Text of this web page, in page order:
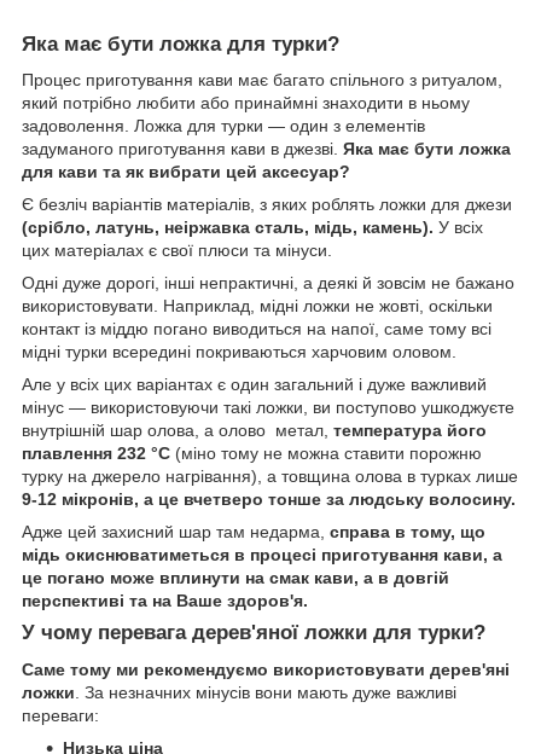
Яка має бути ложка для турки?
Процес приготування кави має багато спільного з ритуалом,
який потрібно любити або принаймні знаходити в ньому
задоволення. Ложка для турки — один з елементів
задуманого приготування кави в джезві. Яка має бути ложка
для кави та як вибрати цей аксесуар?
Є безліч варіантів матеріалів, з яких роблять ложки для джези
(срібло, латунь, неіржавка сталь, мідь, камень). У всіх
цих матеріалах є свої плюси та мінуси.
Одні дуже дорогі, інші непрактичні, а деякі й зовсім не бажано
використовувати. Наприклад, мідні ложки не жовті, оскільки
контакт із міддю погано виводиться на напої, саме тому всі
мідні турки всередині покриваються харчовим оловом.
Але у всіх цих варіантах є один загальний і дуже важливий
мінус — використовуючи такі ложки, ви поступово ушкоджуєте
внутрішній шар олова, а олово метал, температура його
плавлення 232 °C (міно тому не можна ставити порожню
турку на джерело нагрівання), а товщина олова в турках лише
9-12 мікронів, а це вчетверо тонше за людську волосину.
Адже цей захисний шар там недарма, справа в тому, що
мідь окиснюватиметься в процесі приготування кави, а
це погано може вплинути на смак кави, а в довгій
перспективі та на Ваше здоров'я.
У чому перевага дерев'яної ложки для турки?
Саме тому ми рекомендуємо використовувати дерев'яні
ложки . За незначних мінусів вони мають дуже важливі
переваги:
Низька ціна